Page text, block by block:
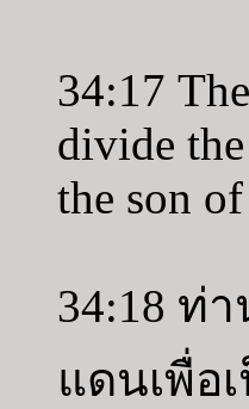
34:17
divide
the son
34:18 ท่
แดนเพื่อ